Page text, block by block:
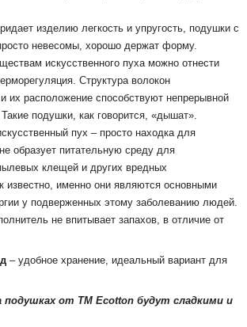
изделию легкость и упругость, подушки с
невесомы, хорошо держат форму.
искусственного пуха можно отнести
Структура волокон
и их расположение способствуют непрерывной
Такие подушки, как говорится, «дышат».
пух – просто находка для
образует питательную среду для
клещей и других вредных
известно, именно они являются основными
у подверженных этому заболеванию людей.
не впитывает запахов, в отличие от
– удобное хранение, идеальный вариант для
от ТМ Ecotton будут сладкими и